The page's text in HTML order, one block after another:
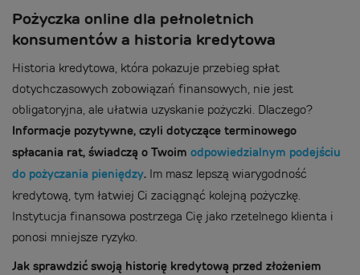
Pożyczka online dla pełnoletnich
konsumentów a historia kredytowa
Historia kredytowa, która pokazuje przebieg spłat
dotychczasowych zobowiązań finansowych, nie jest
obligatoryjna, ale ułatwia uzyskanie pożyczki. Dlaczego?
Informacje pozytywne, czyli dotyczące terminowego
spłacania rat, świadczą o Twoim odpowiedzialnym podejściu
do pożyczania pieniędzy. Im masz lepszą wiarygodność
kredytową, tym łatwiej Ci zaciągnąć kolejną pożyczkę.
Instytucja finansowa postrzega Cię jako rzetelnego klienta i
ponosi mniejsze ryzyko.
Jak sprawdzić swoją historię kredytową przed złożeniem